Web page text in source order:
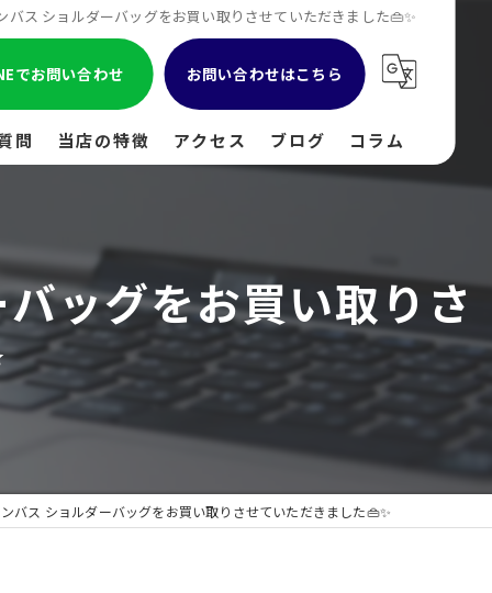
ス ショルダーバッグをお買い取りさせていただきました👜✨
でお問い合わせ お問い合わせはこちら
問 当店の特徴
金
ブランド
時計
出張
アクセス ブログ コラム
ッグをお買い取りさ
バス ショルダーバッグをお買い取りさせていただきました👜✨